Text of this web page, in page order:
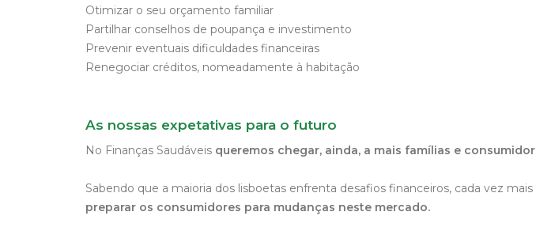
Otimizar o seu orçamento familiar
Partilhar conselhos de poupança e investimento
Prevenir eventuais dificuldades financeiras
Renegociar créditos, nomeadamente à habitação
As nossas expetativas para o futuro
No Finanças Saudáveis queremos chegar, ainda, a mais famílias e
Sabendo que a maioria dos lisboetas enfrenta desafios financeiros, cada vez
preparar os consumidores para mudanças neste mercado.